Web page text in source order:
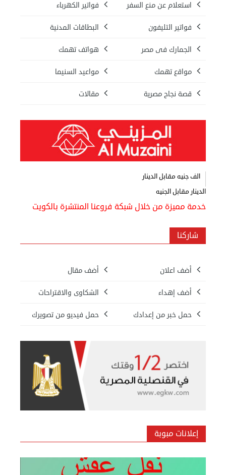
استعلام عن منع السفر فواتير الكهرباء
فواتير التليفون البطاقات المدنية
الجمارك فى مصر هواتف تهمك
مواقع تهمك مواعيد السنيما
قصة نجاح مصرية مقالات
الف جنيه مقابل الدينار
الدينار مقابل الجنيه
خدمة مميزة من خلال شبكة فروعنا المنتشرة بالكويت
شاركنا
أضف اعلان أضف مقال
أضف إهداء الشكاوى والاقتراحات
حمل خبر من إعدادك حمل فيديو من تصويرك
إعلانات مبوبة